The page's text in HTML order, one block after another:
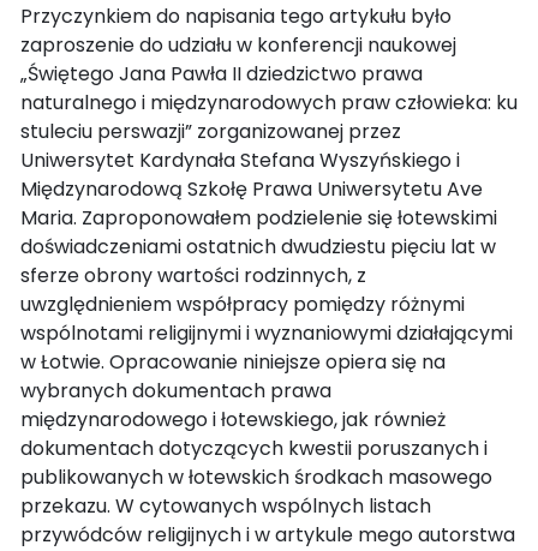
Przyczynkiem do napisania tego artykułu było
zaproszenie do udziału w konferencji naukowej
„Świętego Jana Pawła II dziedzictwo prawa
naturalnego i międzynarodowych praw człowieka: ku
stuleciu perswazji” zorganizowanej przez
Uniwersytet Kardynała Stefana Wyszyńskiego i
Międzynarodową Szkołę Prawa Uniwersytetu Ave
Maria. Zaproponowałem podzielenie się łotewskimi
doświadczeniami ostatnich dwudziestu pięciu lat w
sferze obrony wartości rodzinnych, z
uwzględnieniem współpracy pomiędzy różnymi
wspólnotami religijnymi i wyznaniowymi działającymi
w Łotwie. Opracowanie niniejsze opiera się na
wybranych dokumentach prawa
międzynarodowego i łotewskiego, jak również
dokumentach dotyczących kwestii poruszanych i
publikowanych w łotewskich środkach masowego
przekazu. W cytowanych wspólnych listach
przywódców religijnych i w artykule mego autorstwa